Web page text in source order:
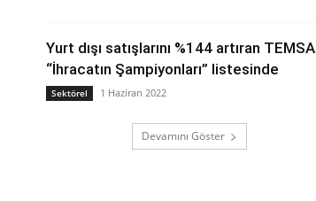
Yurt dışı satışlarını %144 artıran TEMSA
“İhracatın Şampiyonları” listesinde
Sektörel 1 Haziran 2022
Devamını Göster